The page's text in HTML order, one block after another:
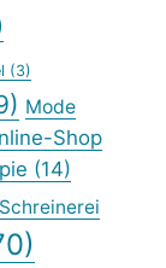
(3)
Mode
Shop
(14)
Schreinerei